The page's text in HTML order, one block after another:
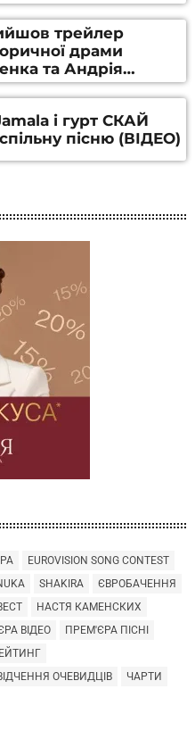
трейлер
драми
та Андрія
і гурт СКАЙ
пісню (ВІДЕО)
EUROVISION SONG CONTEST
SHAKIRA
ЄВРОБАЧЕННЯ
НАСТЯ КАМЕНСКИХ
ВІДЕО
ПРЕМ'ЄРА ПІСНІ
ОЧЕВИДЦІВ
ЧАРТИ